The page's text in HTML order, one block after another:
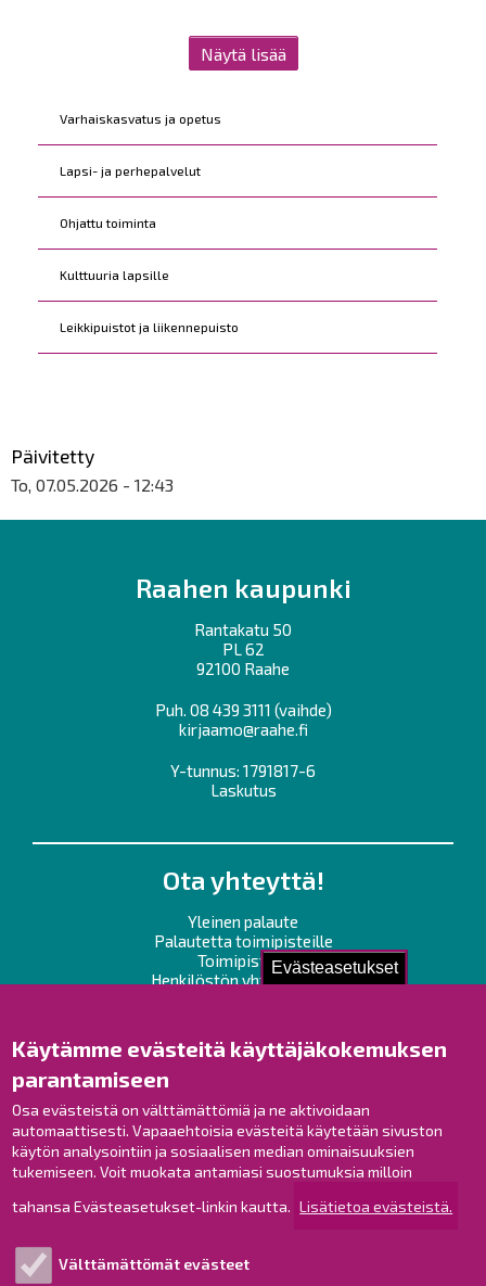
Evästeasetukset
Käytämme evästeitä käyttäjäkokemuksen
parantamiseen
Osa evästeistä on välttämättömiä ja ne aktivoidaan
automaattisesti. Vapaaehtoisia evästeitä käytetään sivuston
käytön analysointiin ja sosiaalisen median ominaisuuksien
tukemiseen. Voit muokata antamiasi suostumuksia milloin
tahansa Evästeasetukset-linkin kautta. Lisätietoa evästeistä.
Välttämättömät evästeet
Kohderyhmät
Varhaiskasvatus ja opetus
Lapsi- ja perhepalvelut
Ohjattu toiminta
Kulttuuria lapsille
Leikkipuistot ja liikennepuisto
Näytä lisää
Päivitetty
To, 07.05.2026 - 12:43
Raahen kaupunki
Rantakatu 50
PL 62
92100 Raahe
Puh. 08 439 3111 (vaihde)
kirjaamo@raahe.fi
Y-tunnus: 1791817-6
Laskutus
Ota yhteyttä!
Yleinen palaute
Palautetta toimipisteille
Toimipisteet
Henkilöstön yhteystiedot
Raahe Facebookissa
Raahe Instagramissa
Raahe LinkedInissä
Raahe YouTubessa
Esityslistat ja pöytäkirjat